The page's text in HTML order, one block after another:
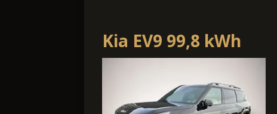
Kia EV9 99,8 kWh
RWD Plus